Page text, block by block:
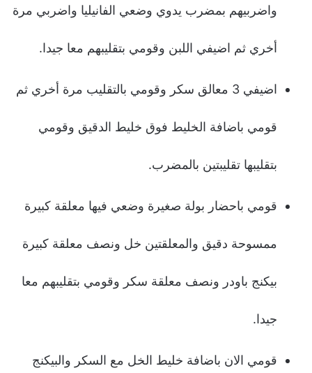
واضربيهم بمضرب يدوي وضعي الفانيليا واضربي مرة
أخري ثم اضيفي اللبن وقومي بتقليبهم معا جيدا.
اضيفي 3 معالق سكر وقومي بالتقليب مرة أخري ثم
قومي باضافة الخليط فوق خليط الدقيق وقومي
بتقليبها تقليبتين بالمضرب.
قومي باحضار بولة صغيرة وضعي فيها معلقة كبيرة
ممسوحة دقيق والمعلقتين خل ونصف معلقة كبيرة
بيكنج باودر ونصف معلقة سكر وقومي بتقليبهم معا
جيدا.
قومي الان باضافة خليط الخل مع السكر والبيكنج